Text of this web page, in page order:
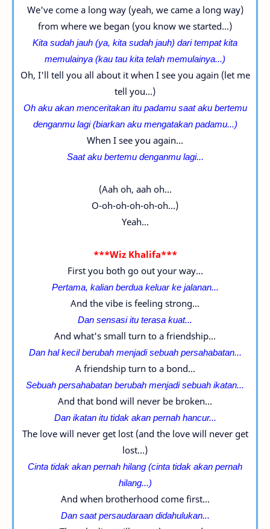
We've come a long way (yeah, we came a long way)
from where we began (you know we started...)
Kita sudah jauh (ya, kita sudah jauh) dari tempat kita
memulainya (kau tau kita telah memulainya...)
Oh, I'll tell you all about it when I see you again (let me
tell you...)
Oh aku akan menceritakan itu padamu saat aku bertemu
denganmu lagi (biarkan aku mengatakan padamu...)
When I see you again...
Saat aku bertemu denganmu lagi...
(Aah oh, aah oh...
O-oh-oh-oh-oh-oh...)
Yeah...
***Wiz Khalifa***
First you both go out your way...
Pertama, kalian berdua keluar ke jalanan...
And the vibe is feeling strong...
Dan sensasi itu terasa kuat...
And what's small turn to a friendship...
Dan hal kecil berubah menjadi sebuah persahabatan...
A friendship turn to a bond...
Sebuah persahabatan berubah menjadi sebuah ikatan...
And that bond will never be broken...
Dan ikatan itu tidak akan pernah hancur...
The love will never get lost (and the love will never get
lost...)
Cinta tidak akan pernah hilang (cinta tidak akan pernah
hilang...)
And when brotherhood come first...
Dan saat persaudaraan didahulukan...